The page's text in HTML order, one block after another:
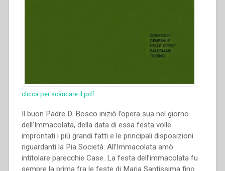
clicca per scaricare il pdf
Il buon Padre D. Bosco iniziò l’opera sua nel giorno
dell’Immacolata, della data di essa festa volle
improntati i più grandi fatti e le principali disposizioni
riguardanti la Pia Società. All’Immacolata amò
intitolare parecchie Case. La festa dell’immacolata fu
sempre la prima fra le feste di Maria Santissima fino